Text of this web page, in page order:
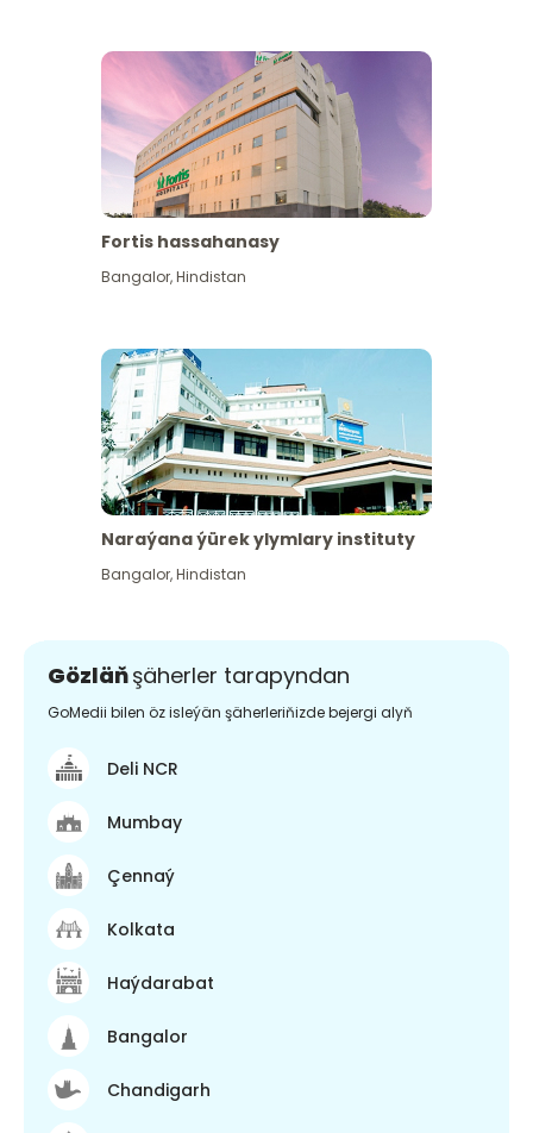
Fortis hassahanasy
Bangalor,Hindistan
Naraýana ýürek ylymlary instituty
Bangalor,Hindistan
Gözläňşäherler tarapyndan
GoMedii bilen öz isleýän şäherleriňizde bejergi alyň
Deli NCR
Mumbay
Çennaý
Kolkata
Haýdarabat
Bangalor
Chandigarh